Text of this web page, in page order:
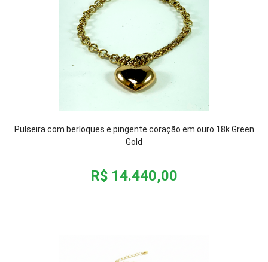
Pulseira com berloques e pingente coração em ouro 18k Green
Gold
R$ 14.440,00